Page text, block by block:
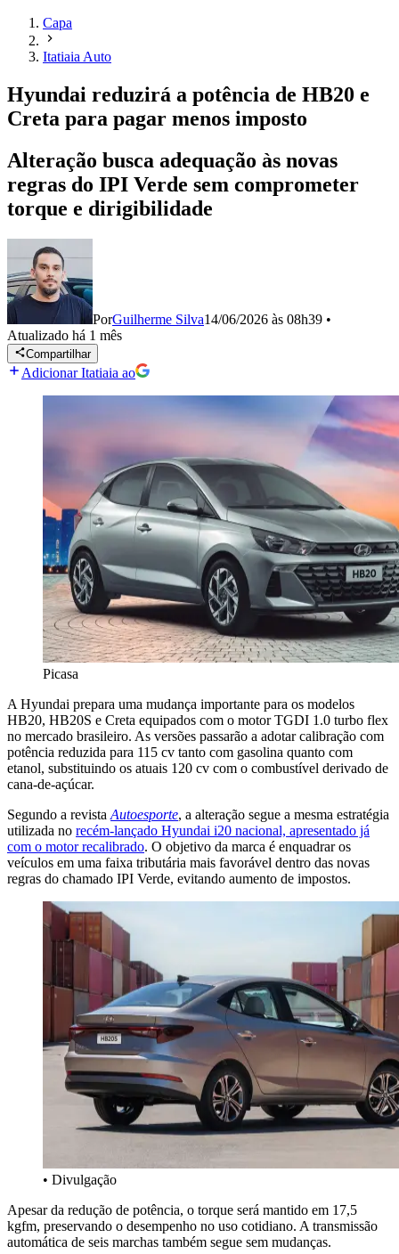
Capa
Itatiaia Auto
Hyundai reduzirá a potência de HB20 e
Creta para pagar menos imposto
Alteração busca adequação às novas
regras do IPI Verde sem comprometer
torque e dirigibilidade
PorGuilherme Silva14/06/2026 às 08h39 •
Atualizado há 1 mês
Compartilhar
Adicionar Itatiaia ao
Picasa
A Hyundai prepara uma mudança importante para os modelos
HB20, HB20S e Creta equipados com o motor TGDI 1.0 turbo flex
no mercado brasileiro. As versões passarão a adotar calibração com
potência reduzida para 115 cv tanto com gasolina quanto com
etanol, substituindo os atuais 120 cv com o combustível derivado de
cana-de-açúcar.
Segundo a revista Autoesporte, a alteração segue a mesma estratégia
utilizada no recém-lançado Hyundai i20 nacional, apresentado já
com o motor recalibrado. O objetivo da marca é enquadrar os
veículos em uma faixa tributária mais favorável dentro das novas
regras do chamado IPI Verde, evitando aumento de impostos.
• Divulgação
Apesar da redução de potência, o torque será mantido em 17,5
kgfm, preservando o desempenho no uso cotidiano. A transmissão
automática de seis marchas também segue sem mudanças.